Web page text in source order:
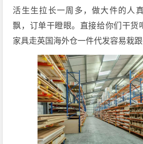
活生生拉长一周多，做大件的人
飘，订单干瞪眼。直接给你们干货
家具走英国海外仓一件代发容易栽跟